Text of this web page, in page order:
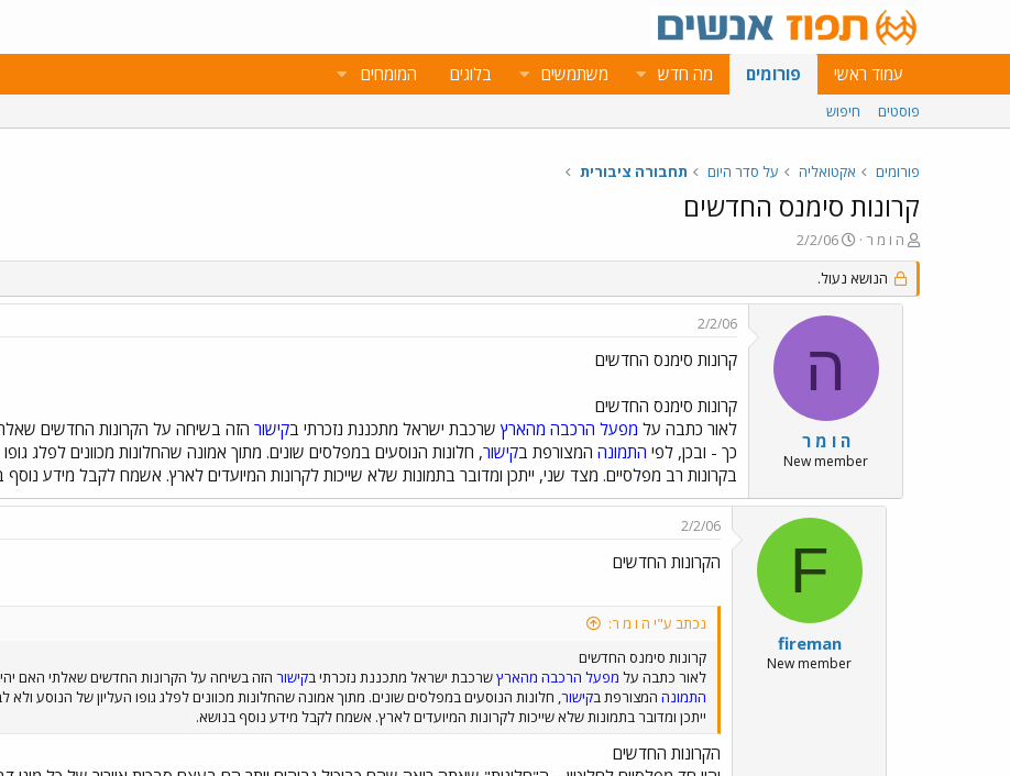
עמוד ראשי פורומים מה חדש משתמשים בלוגים המומחים
פוסטים חיפוש
פורומים אקטואליה על סדר היום תחבורה ציבורית
קרונות סימנס החדשים
פ
ו
ת
ח
ה ו מ ר
פ
ו
ר
ס
ם
ת
ר
י
ך
2/2/06
הנושא נעול.
ה
ה ו מ ר
New member
2/2/06
קרונות סימנס החדשים
קרונות סימנס החדשים
לאור כתבה על מפעל הרכבה מהארץ שרכבת ישראל מתכננת נזכרתי בקישור הזה בשיחה על הקרונות החדשים
כך - ובכן, לפי התמונה המצורפת בקישור, חלונות הנוסעים במפלסים שונים. מתוך אמונה שהחלונות מכוונים לפלג
בקרונות רב מפלסיים. מצד שני, ייתכן ומדובר בתמונות שלא שייכות לקרונות המיועדים לארץ. אשמח לקבל מידע נוסף
F
fireman
New member
2/2/06
הקרונות החדשים
נכתב ע"י ה ו מ ר:
קרונות סימנס החדשים
לאור כתבה על מפעל הרכבה מהארץשרכבת ישראל מתכננת נזכרתי בקישור הזה בשיחה על הקרונות החדשים שאלתי האם
התמונה המצורפת בקישור , חלונות הנוסעים במפלסים שונים. מתוך אמונה שהחלונות מכוונים לפלג גופו העליון של הנוסע
ייתכן ומדובר בתמונות שלא שייכות לקרונות המיועדים לארץ. אשמח לקבל מידע נוסף בנושא.
הקרונות החדשים